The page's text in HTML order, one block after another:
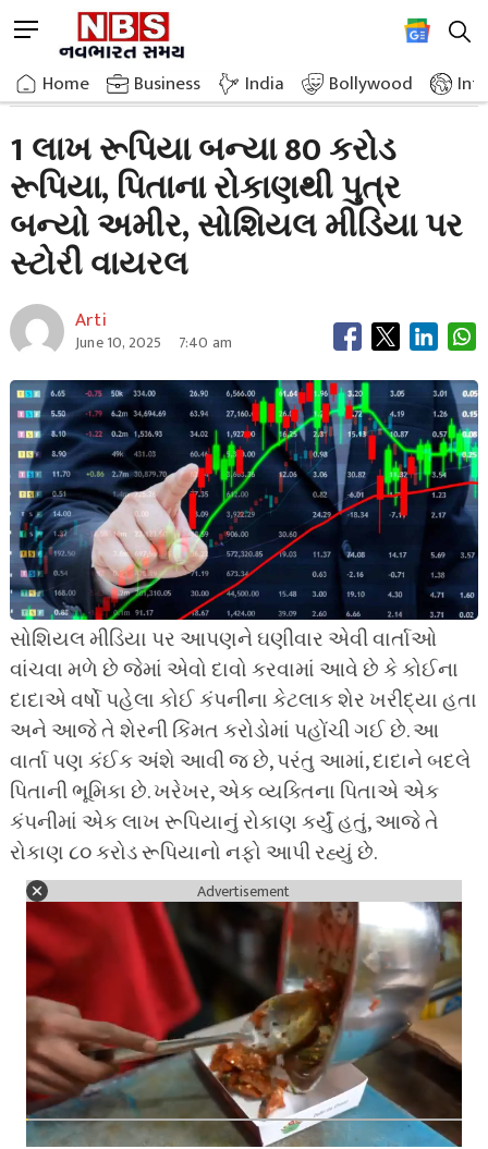
to
content
M
n
u
u
t
t
o
Home Business India Bollywood
Home»Breaking News»1 Lakh Became Rs 80 Crore Son Became Rich Due To Fathers Investment
1 લાખ રૂપિયા બન્યા 80 કરોડ
રૂપિયા, પિતાના રોકાણથી પુત્ર
બન્યો અમીર, સોશિયલ મીડિયા પર
સ્ટોરી વાયરલ
Arti
June 10, 2025 7:40 am
સોશિયલ મીડિયા પર આપણને ઘણીવાર એવી વાર્તાઓ
વાંચવા મળે છે જેમાં એવો દાવો કરવામાં આવે છે કે કોઈના
દાદાએ વર્ષો પહેલા કોઈ કંપનીના કેટલાક શેર ખરીદ્યા હતા
અને આજે તે શેરની કિંમત કરોડોમાં પહોંચી ગઈ છે. આ
વાર્તા પણ કંઈક અંશે આવી જ છે, પરંતુ આમાં, દાદાને બદલે
પિતાની ભૂમિકા છે. ખરેખર, એક વ્યક્તિના પિતાએ એક
કંપનીમાં એક લાખ રૂપિયાનું રોકાણ કર્યું હતું, આજે તે
રોકાણ ૮૦ કરોડ રૂપિયાનો નફો આપી રહ્યું છે.
Advertisement